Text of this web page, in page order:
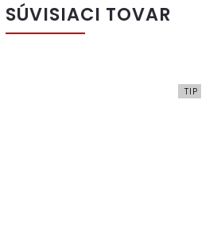
SÚVISIACI TOVAR
TIP